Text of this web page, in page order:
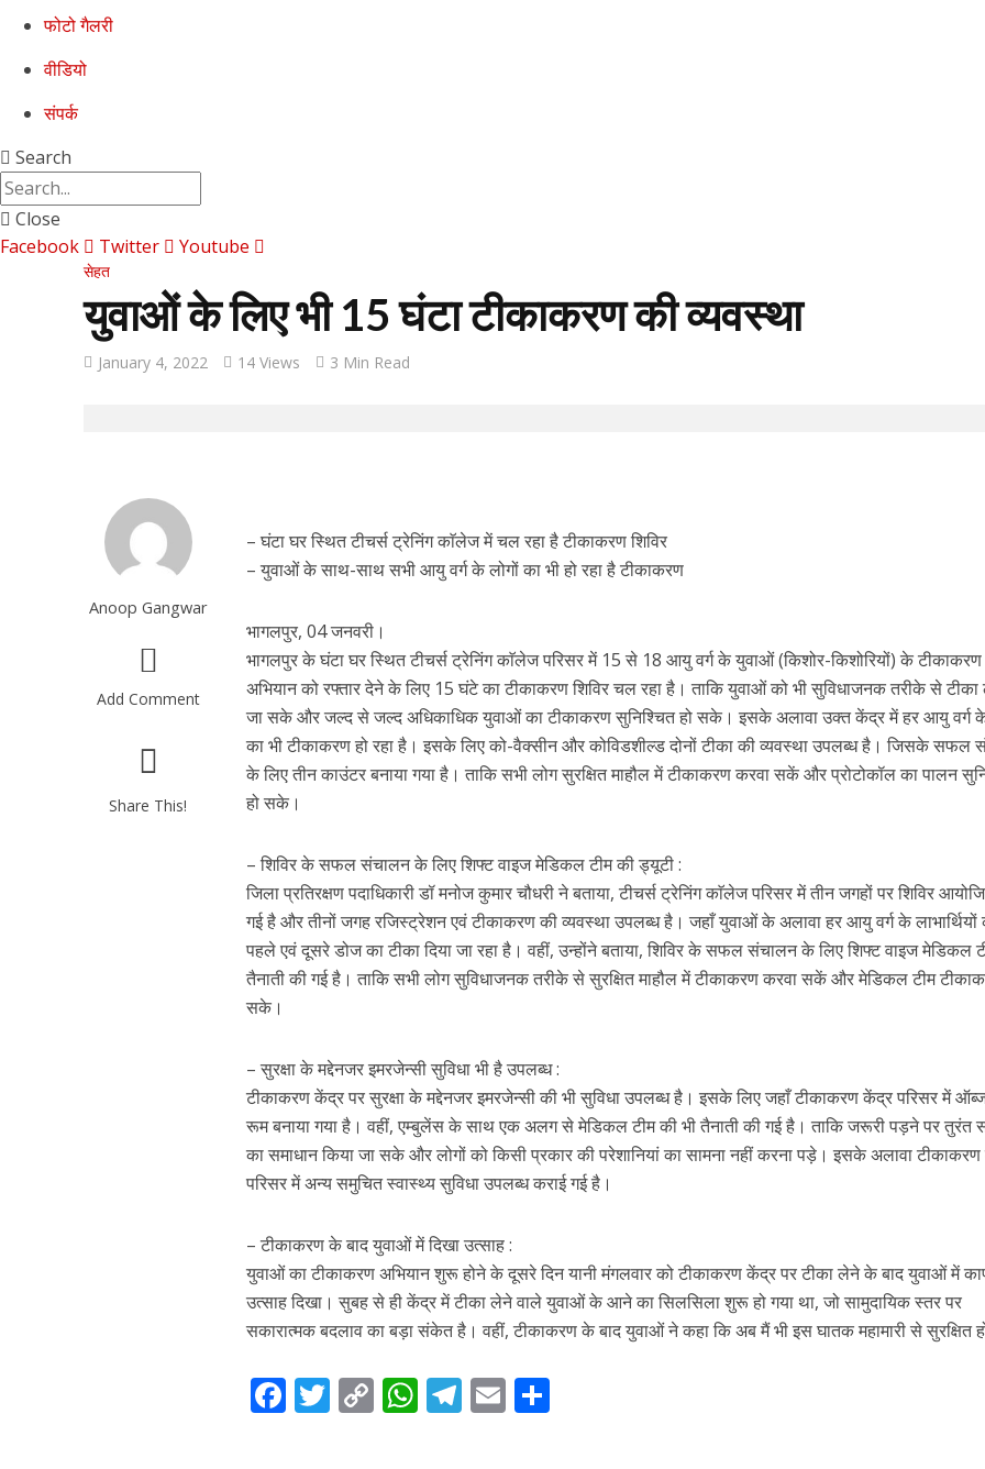
फोटो गैलरी
वीडियो
संपर्क
Search
Close
Facebook
Twitter Youtube
सेहत
युवाओं के लिए भी 15 घंटा टीकाकरण की व्यवस्था
January 4, 2022 14 Views 3 Min Read
Anoop Gangwar
Add Comment
Share This!
– घंटा घर स्थित टीचर्स ट्रेनिंग काॅलेज में चल रहा है टीकाकरण शिविर
– युवाओं के साथ-साथ सभी आयु वर्ग के लोगों का भी हो रहा है टीकाकरण
भागलपुर, 04 जनवरी।
भागलपुर के घंटा घर स्थित टीचर्स ट्रेनिंग काॅलेज परिसर में 15 से 18 आयु वर्ग के युवाओं (किशोर-किशोरियों) के टीकाकरण
अभियान को रफ्तार देने के लिए 15 घंटे का टीकाकरण शिविर चल रहा है। ताकि युवाओं को भी सुविधाजनक तरीके से टीका
जा सके और जल्द से जल्द अधिकाधिक युवाओं का टीकाकरण सुनिश्चित हो सके। इसके अलावा उक्त केंद्र में हर आयु वर्ग
का भी टीकाकरण हो रहा है। इसके लिए को-वैक्सीन और कोविडशील्ड दोनों टीका की व्यवस्था उपलब्ध है। जिसके सफल
के लिए तीन काउंटर बनाया गया है। ताकि सभी लोग सुरक्षित माहौल में टीकाकरण करवा सकें और प्रोटोकॉल का पालन
हो सके।
– शिविर के सफल संचालन के लिए शिफ्ट वाइज मेडिकल टीम की ड्यूटी :
जिला प्रतिरक्षण पदाधिकारी डॉ मनोज कुमार चौधरी ने बताया, टीचर्स ट्रेनिंग काॅलेज परिसर में तीन जगहों पर शिविर
गई है और तीनों जगह रजिस्ट्रेशन एवं टीकाकरण की व्यवस्था उपलब्ध है। जहाँ युवाओं के अलावा हर आयु वर्ग के लाभार्थियों
पहले एवं दूसरे डोज का टीका दिया जा रहा है। वहीं, उन्होंने बताया, शिविर के सफल संचालन के लिए शिफ्ट वाइज मेडिकल
तैनाती की गई है। ताकि सभी लोग सुविधाजनक तरीके से सुरक्षित माहौल में टीकाकरण करवा सकें और मेडिकल टीम
सके।
– सुरक्षा के मद्देनजर इमरजेन्सी सुविधा भी है उपलब्ध :
टीकाकरण केंद्र पर सुरक्षा के मद्देनजर इमरजेन्सी की भी सुविधा उपलब्ध है। इसके लिए जहाँ टीकाकरण केंद्र परिसर में
रूम बनाया गया है। वहीं, एम्बुलेंस के साथ एक अलग से मेडिकल टीम की भी तैनाती की गई है। ताकि जरूरी पड़ने पर तुरंत
का समाधान किया जा सके और लोगों को किसी प्रकार की परेशानियां का सामना नहीं करना पड़े। इसके अलावा
परिसर में अन्य समुचित स्वास्थ्य सुविधा उपलब्ध कराई गई है।
– टीकाकरण के बाद युवाओं में दिखा उत्साह :
युवाओं का टीकाकरण अभियान शुरू होने के दूसरे दिन यानी मंगलवार को टीकाकरण केंद्र पर टीका लेने के बाद युवाओं में
उत्साह दिखा। सुबह से ही केंद्र में टीका लेने वाले युवाओं के आने का सिलसिला शुरू हो गया था, जो सामुदायिक स्तर पर
सकारात्मक बदलाव का बड़ा संकेत है। वहीं, टीकाकरण के बाद युवाओं ने कहा कि अब मैं भी इस घातक महामारी से सुरक्षित
F T C W T E